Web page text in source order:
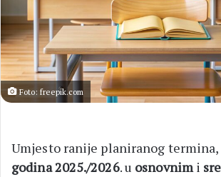
Foto: freepik.com
Umjesto ranije planiranog termina,
godina 2025./2026. u osnovnimi